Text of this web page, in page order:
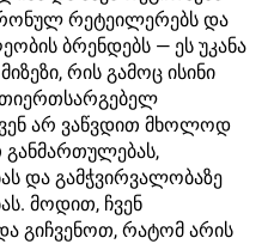
რეტეილერებს და
ბრენდებს — ეს უკანა
რის გამოც ისინი
არ ვაწვდით მხოლოდ
განმართულებას,
და გამჭვირვალობაზე
მოდით, ჩვენ
გიჩვენოთ, რატომ არის